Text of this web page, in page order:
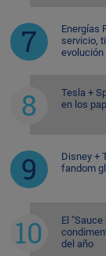
Energías
servicio,
evolución
Tesla +
en los
Disney +
fandom
El
del año